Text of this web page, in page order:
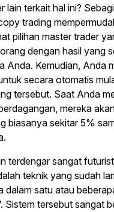
lain terkait hal ini?
trading
pilihan master trader
dengan hasil yang
Anda. Kemudian, Anda
secara otomatis
tersebut. Saat Anda
mereka
biasanya sekitar 5%
terdengar sangat
teknik yang sudah
dalam satu atau
Sistem tersebut sangat